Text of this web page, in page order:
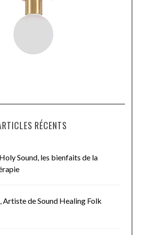
RÉCENTS
Sound, les bienfaits de la
Artiste de Sound Healing Folk